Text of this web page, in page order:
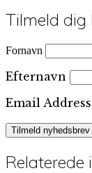
Tilmeld dig
Fornavn
Efternavn
Email